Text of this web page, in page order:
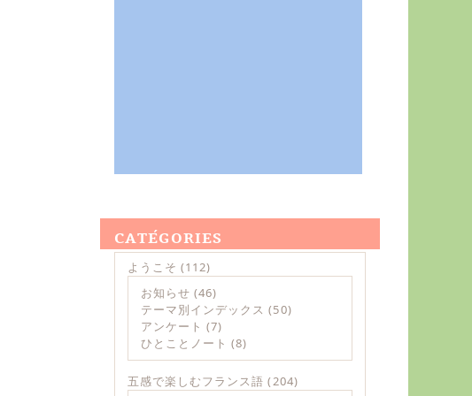
CATÉGORIES
ようこそ (112)
お知らせ (46)
テーマ別インデックス (50)
アンケート (7)
ひとことノート (8)
五感で楽しむフランス語 (204)